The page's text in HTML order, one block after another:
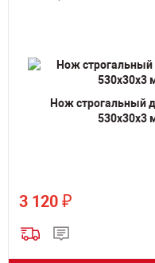
Нож строгальный
530х30х3
3 120 ₽